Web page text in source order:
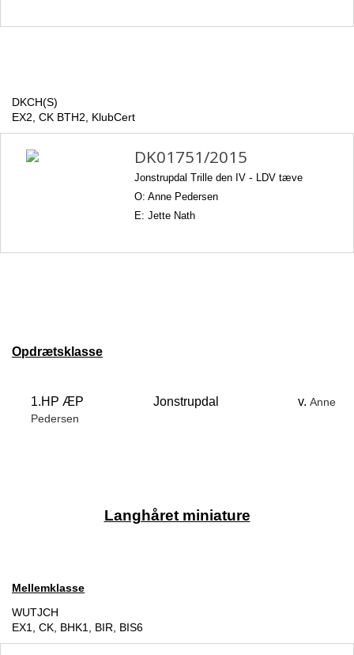
DKCH(S)
EX2, CK BTH2, KlubCert
DK01751/2015
Jonstrupdal Trille den IV - LDV tæve
O: Anne Pedersen
E: Jette Nath
Opdrætsklasse
1.HP ÆP Jonstrupdal v. Anne
Pedersen
Langhåret miniature
Mellemklasse
WUTJCH
EX1, CK, BHK1, BIR, BIS6